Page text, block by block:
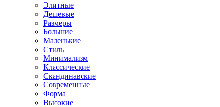
Элитные
Дешевые
Размеры
Большие
Маленькие
Стиль
Минимализм
Классические
Скандинавские
Современные
Форма
Высокие